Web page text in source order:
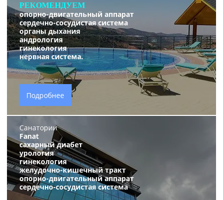
РЕКОМЕНДУЕМ
опорно-двигательный аппарат
сердечно-сосудистая система
органы дыхания
андрология
гинекология
нервная система.
Подробнее
Санатории
Fanat
сахарный диабет
урология
гинекология
желудочно-кишечный тракт
опорно-двигательный аппарат
сердечно-сосудистая система